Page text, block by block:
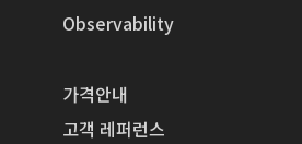
Observability
가격안내
고객 레퍼런스